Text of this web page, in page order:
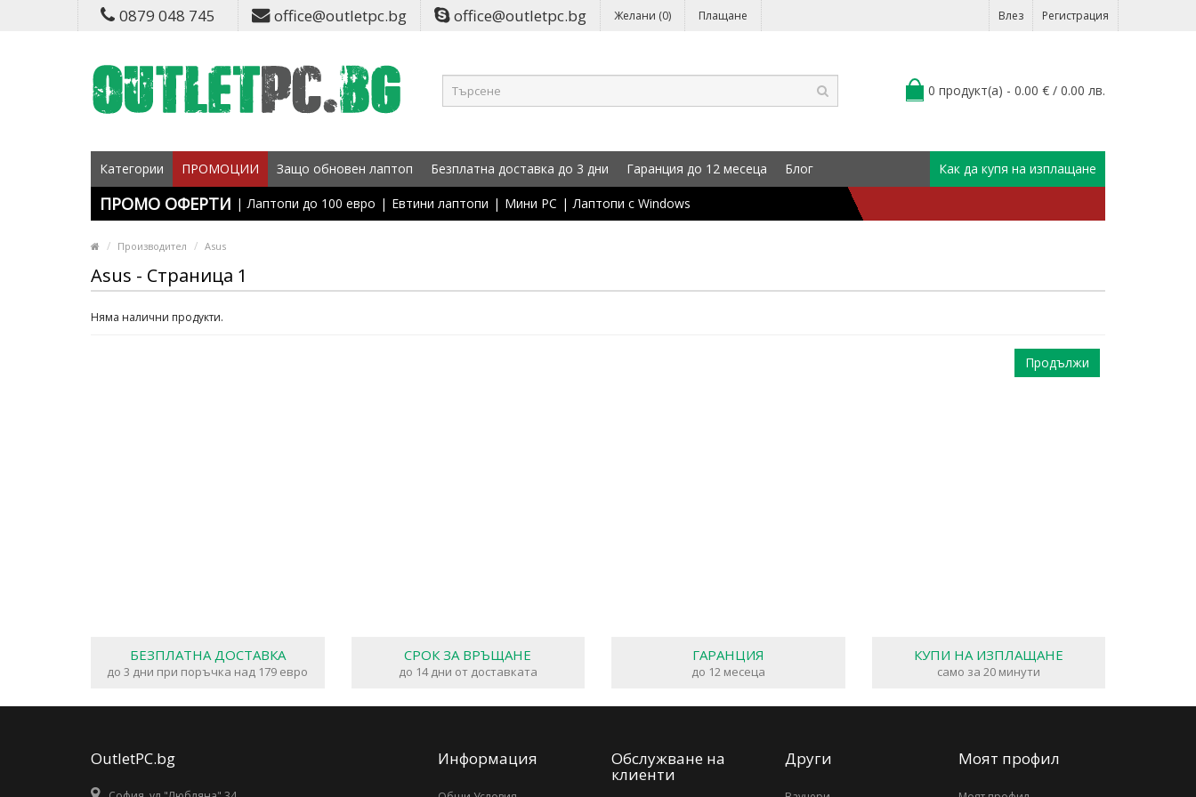
0879 048 745 office@outletpc.bg office@outletpc.bg Желани (0) Плащане Влез Регистрация
0 продукт(а) - 0.00 € / 0.00 лв.
Категории ПРОМОЦИИ Защо обновен лаптоп Безплатна доставка до 3 дни Гаранция до 12 месеца Блог Как да купя на изплащане
ПРОМО ОФЕРТИ | Лаптопи до 100 евро | Евтини лаптопи | Мини PC | Лаптопи с Windows
Производител Asus
Asus - Страница 1
Няма налични продукти.
Продължи
БЕЗПЛАТНА ДОСТАВКА
до 3 дни при поръчка над 179 евро
СРОК ЗА ВРЪЩАНЕ
до 14 дни от доставката
ГАРАНЦИЯ
до 12 месеца
КУПИ НА ИЗПЛАЩАНЕ
само за 20 минути
OutletPC.bg Информация Обслужване на
клиенти
Други Моят профил